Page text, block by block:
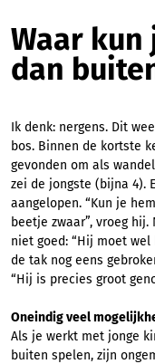
Waar
dan
Ik denk: nergens. Dit
bos. Binnen de kortste
gevonden om als
zei de jongste (bijna 4).
aangelopen. “Kun je
beetje zwaar”, vroeg
niet goed: “Hij moet
de tak nog eens
“Hij is precies groot
Oneindig veel
Als je werkt met jonge
buiten spelen, zijn